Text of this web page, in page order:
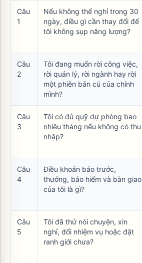
Câu
1
Nếu không thể nghỉ trong 30
ngày, điều gì cần thay đổi để
tôi không sụp năng lượng?
Câu
2
Tôi đang muốn rời công việc,
rời quản lý, rời ngành hay rời
một phiên bản cũ của chính
mình?
Câu
3
Tôi có đủ quỹ dự phòng bao
nhiêu tháng nếu không có thu
nhập?
Câu
4
Điều khoản báo trước,
thưởng, bảo hiểm và bàn giao
của tôi là gì?
Câu
5
Tôi đã thử nói chuyện, xin
nghỉ, đổi nhiệm vụ hoặc đặt
ranh giới chưa?